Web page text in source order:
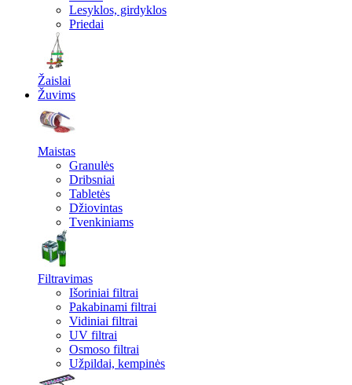
Lesyklos, girdyklos
Priedai
Žaislai
Žuvims
Maistas
Granulės
Dribsniai
Tabletės
Džiovintas
Tvenkiniams
Filtravimas
Išoriniai filtrai
Pakabinami filtrai
Vidiniai filtrai
UV filtrai
Osmoso filtrai
Užpildai, kempinės